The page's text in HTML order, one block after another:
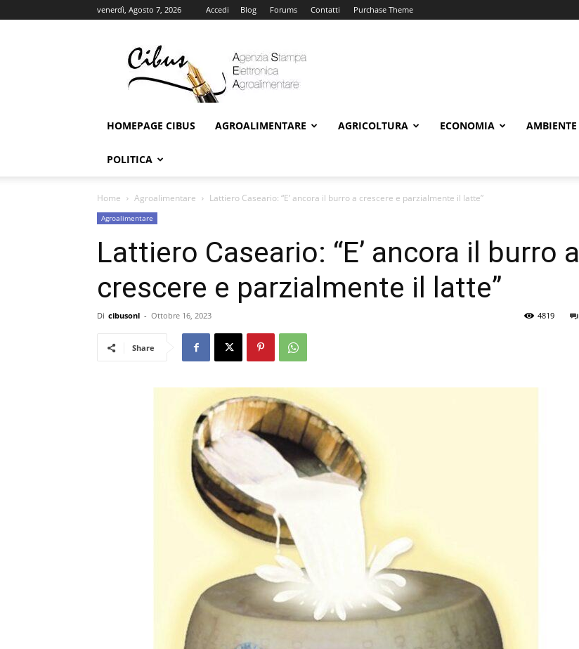
venerdì, Agosto 7, 2026 Accedi Blog Forums Contatti Purchase Theme
Online
HOMEPAGE CIBUS AGROALIMENTARE AGRICOLTURA ECONOMIA AMBIENTE
POLITICA
Home Agroalimentare Lattiero Caseario: “E’ ancora il burro a crescere e parzialmente il latte”
Agroalimentare
Lattiero Caseario: “E’ ancora il burro a
crescere e parzialmente il latte”
Di cibusonl - Ottobre 16, 2023 4819
Share